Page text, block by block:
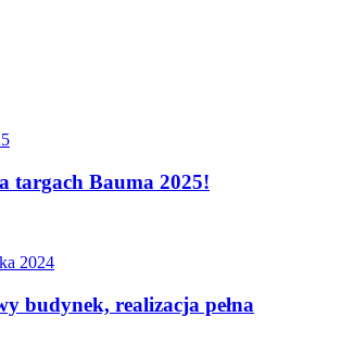
targach Bauma 2025!
2024
budynek, realizacja pełna